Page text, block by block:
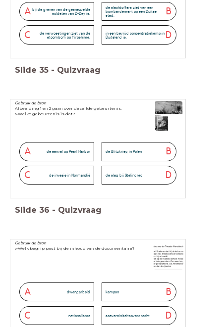
A bij de graven van de gesneuvelde
soldaten van D-Day is.
B
de slachtoffers ziet van een
bombardement op een Duitse
stad.
C
de verwoestingen ziet van de
atoombom op Hiroshima.
D
in een bevrijd concentratiekamp in
Duitsland is.
Slide 35 - Quizvraag
Gebruik de bron
Afbeelding 1 en 2 gaan over dezelfde gebeurtenis.
▻Welke gebeurtenis is dat?
A de aanval op Pearl Harbor B
de Blitzkrieg in Polen
C de invasie in Normandië D
de slag bij Stalingrad
Slide 36 - Quizvraag
Gebruik de bron
▻Welk begrip past bij de inhoud van de documentaire?
A dwangarbeid B
kampen
C nationalisme D
soevereiniteitsoverdracht